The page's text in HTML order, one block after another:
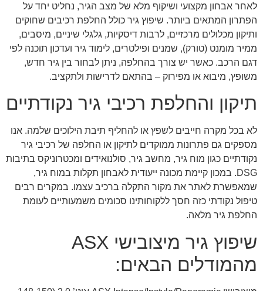
לאחר אבחון מקצועי ושיקוף מלא של מצב הגיר, נחליט יחד על
הפתרון המתאים ביותר. שיפוץ גיר כולל החלפת רכיבים שחוקים
ותיקון מכלולים מרכזיים, לרבות דיסקיות, גלגלי שיניים, מיסבים,
ממיר מומנט (טורק), שמנים ופילטרים, לימוד גיר ועדכון תוכנה לפי
דגם הרכב. כאשר יש צורך בהחלפה, ניתן לבחור בין גיר חדש,
משופץ, מיבוא או מפירוק – בהתאם לדרישות ולתקציב.
תיקון והחלפת רכיבי גיר נקודתיים
לא בכל מקרה חייבים לשפץ או להחליף תיבת הילוכים שלמה. אנו
מספקים גם פתרונות ממוקדים לתיקון או החלפה של רכיבי גיר
נקודתיים כגון מוח גיר, מחשב גיר, סולנואידים ומכטרוניקס בתיבות
DSG. במכון קיימת מכונה ייעודית לאבחון תקלות במוח גיר,
שמאפשרת לאתר את מקור התקלה ברכיב עצמו. במקרים רבים
טיפול נקודתי כזה חסך ללקוחותינו סכומים משמעותיים לעומת
החלפת גיר מלאה.
שיפוץ גיר מיצובישי ASX
מהמודלים הבאים: